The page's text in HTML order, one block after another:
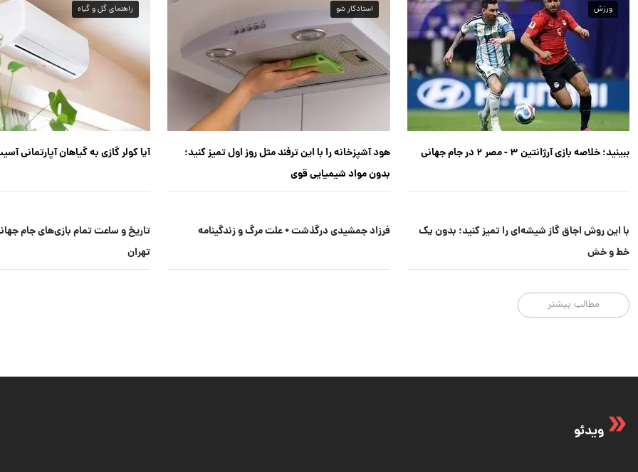
ورزش
ببینید؛ خلاصه بازی آرژانتین ۳ - مصر ۲ در جام جهانی
استادکار شو
هود آشپزخانه را با این ترفند مثل روز اول تمیز کنید؛
بدون مواد شیمیایی قوی
راهنمای گل و گیاه
آیا کولر گازی به گیاهان آپارتمانی
با این روش اجاق گاز شیشه‌ای را تمیز کنید؛ بدون یک
خط و خش
فرزاد جمشیدی درگذشت + علت مرگ و زندگینامه
تهران
مطالب بیشتر
ویدئو